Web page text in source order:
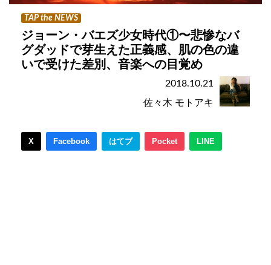
TAP the NEWS
ジョーン・バエズ少女時代①〜悲惨なバ
グダッドで芽生えた正義感、肌の色の違
いで受けた差別、音楽への目覚め
2018.10.21
佐々木 モトアキ
X Facebook はてブ Pocket LINE